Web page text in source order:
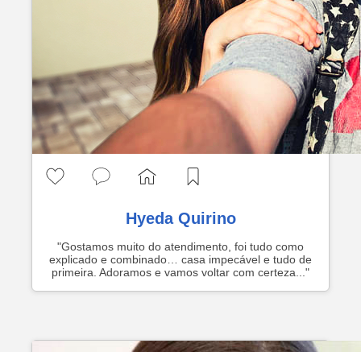
Hyeda Quirino
"Gostamos muito do atendimento, foi tudo como
explicado e combinado… casa impecável e tudo de
primeira. Adoramos e vamos voltar com certeza..."